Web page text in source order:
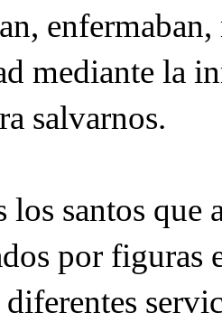
mediante la
salvarnos.
los santos
por figuras
diferentes